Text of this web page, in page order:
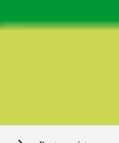
Secciones